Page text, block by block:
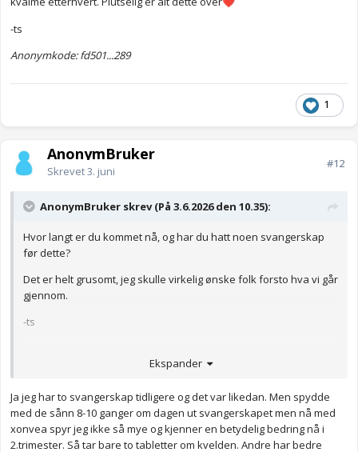
Anonymkode: 62469...0b0
-ts
Anonymkode: fd501...289
1
AnonymBruker
Skrevet3. juni
#12
AnonymBruker skrev (På 3.6.2026 den 10.35):
Hvor langt er du kommet nå, og har du hatt noen svangerskap
før dette?
Det er helt grusomt, jeg skulle virkelig ønske folk forsto hva vi går
gjennom.
-ts
Ekspander
Ja jeg har to svangerskap tidligere og det var likedan. Men spydde
med de sånn 8-10 ganger om dagen ut svangerskapet men nå med
xonvea spyr jeg ikke så mye og kjenner en betydelig bedring nå i
2.trimester. Så tar bare to tabletter om kvelden. Andre har bedre